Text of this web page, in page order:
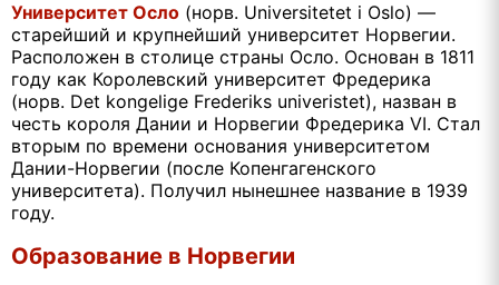
Университет Осло (норв. Universitetet i Oslo) —
старейший и крупнейший университет Норвегии.
Расположен в столице страны Осло. Основан в 1811
году как Королевский университет Фредерика
(норв. Det kongelige Frederiks univeristet), назван в
честь короля Дании и Норвегии Фредерика VI. Стал
вторым по времени основания университетом
Дании-Норвегии (после Копенгагенского
университета). Получил нынешнее название в 1939
году.
Образование в Норвегии